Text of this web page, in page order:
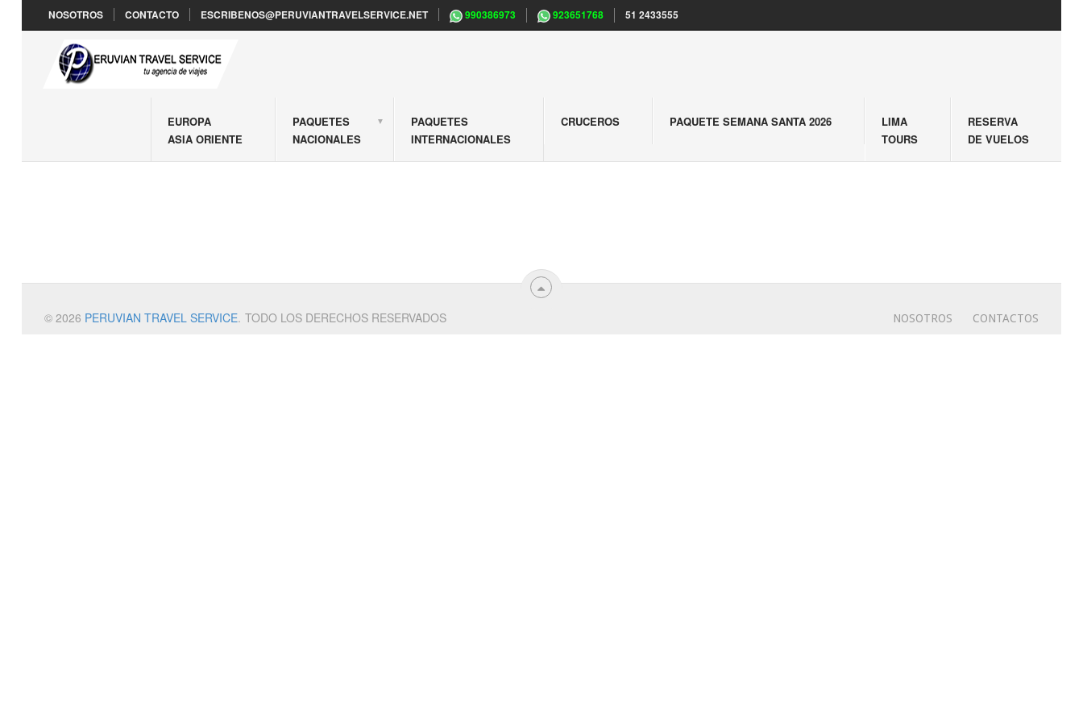
NOSOTROS CONTACTO ESCRIBENOS@PERUVIANTRAVELSERVICE.NET 990386973 923651768 51 2433555
EUROPA
ASIA ORIENTE
PAQUETES
NACIONALES
PAQUETES
INTERNACIONALES
CRUCEROS PAQUETE SEMANA SANTA 2026
LIMA
TOURS
RESERVA
DE VUELOS
© 2026 PERUVIAN TRAVEL SERVICE. TODO LOS DERECHOS RESERVADOS NOSOTROS CONTACTOS